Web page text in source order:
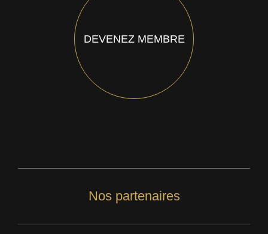
DEVENEZ MEMBRE
Nos partenaires